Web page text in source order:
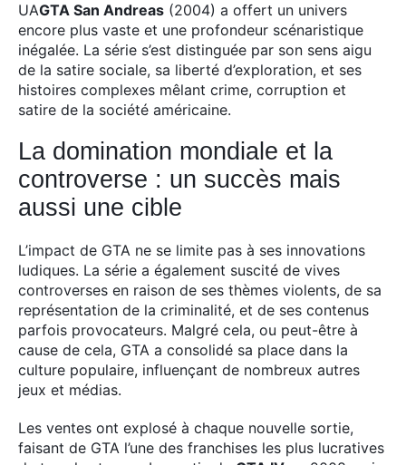
UAGTA San Andreas (2004) a offert un univers
encore plus vaste et une profondeur scénaristique
inégalée. La série s’est distinguée par son sens aigu
de la satire sociale, sa liberté d’exploration, et ses
histoires complexes mêlant crime, corruption et
satire de la société américaine.
La domination mondiale et la
controverse : un succès mais
aussi une cible
L’impact de GTA ne se limite pas à ses innovations
ludiques. La série a également suscité de vives
controverses en raison de ses thèmes violents, de sa
représentation de la criminalité, et de ses contenus
parfois provocateurs. Malgré cela, ou peut-être à
cause de cela, GTA a consolidé sa place dans la
culture populaire, influençant de nombreux autres
jeux et médias.
Les ventes ont explosé à chaque nouvelle sortie,
faisant de GTA l’une des franchises les plus lucratives